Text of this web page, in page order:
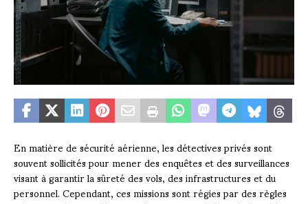
En matière de sécurité aérienne, les détectives privés sont
souvent sollicités pour mener des enquêtes et des surveillances
visant à garantir la sûreté des vols, des infrastructures et du
personnel. Cependant, ces missions sont régies par des règles